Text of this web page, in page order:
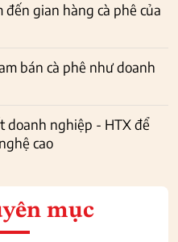
gian hàng cà phê của
bán cà phê như doanh
doanh nghiệp - HTX để
cao
mục